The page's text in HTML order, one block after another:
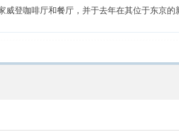
威登咖啡厅和餐厅，并于去年在其位于东京的